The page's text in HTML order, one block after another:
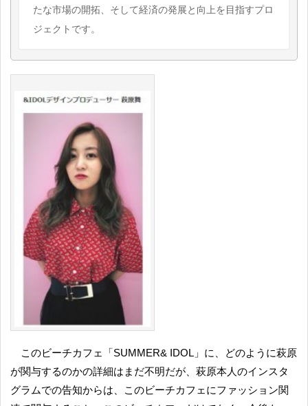
たな市場の開拓、そして経済の発展と向上を目指すプロ
ジェクトです。
このビーチカフェ「SUMMER& IDOL」に、どのように萩原
が関与するのかの詳細はまだ不明だが、萩原本人のインスタ
グラムでの告知からは、このビーチカフェにファッション関